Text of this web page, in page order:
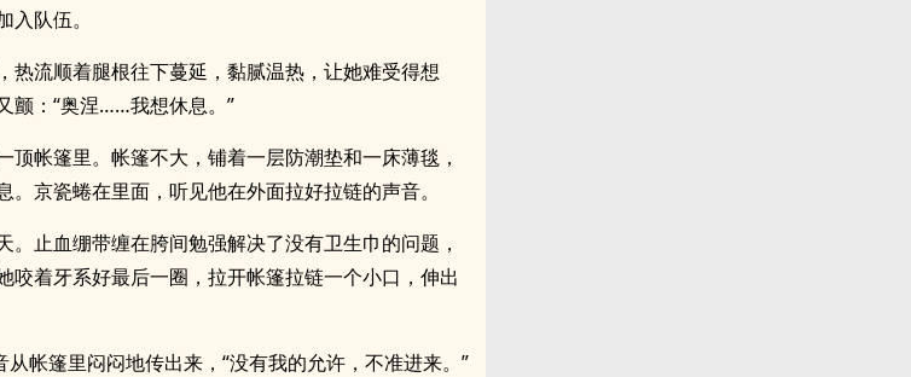
队伍。
热流顺着腿根往下蔓延，黏腻温热，让她难受得想
颤：“奥涅……我想休息。”
顶帐篷里。帐篷不大，铺着一层防潮垫和一床薄毯，
京瓷蜷在里面，听见他在外面拉好拉链的声音。
。止血绷带缠在胯间勉强解决了没有卫生巾的问题，
咬着牙系好最后一圈，拉开帐篷拉链一个小口，伸出
从帐篷里闷闷地传出来，“没有我的允许，不准进来。”